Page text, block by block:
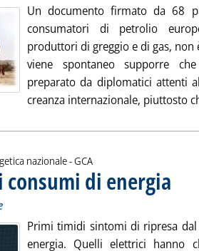
Un documento firmato da 68
consumatori di petrolio
produttori di greggio e di gas,
viene spontaneo supporre
preparato da diplomatici attenti
creanza internazionale, piuttosto
nazionale -di:
GCA
consumi di energia
Primi timidi sintomi di ripresa
energia. Quelli elettrici hanno